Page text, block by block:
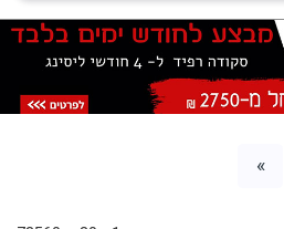
»